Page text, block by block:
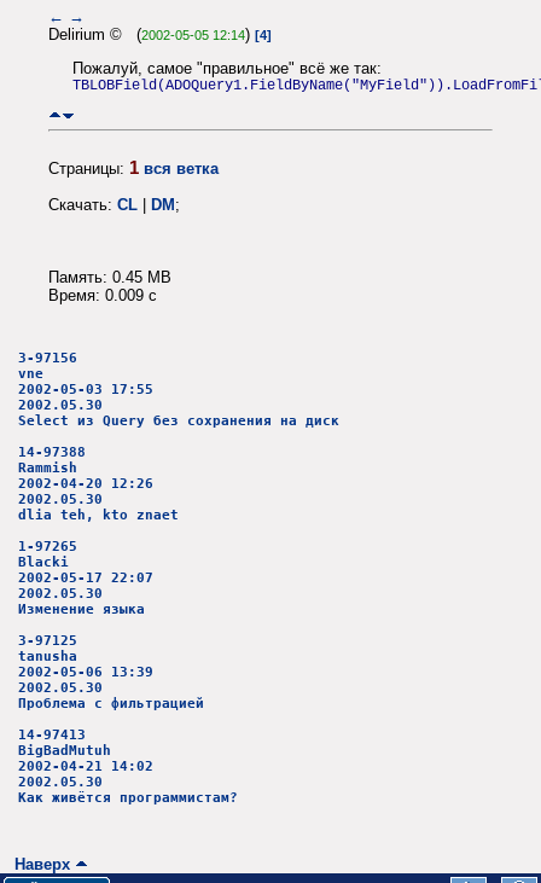
← →
Delirium © (2002-05-05 12:14) [4]
Пожалуй, самое "правильное" всё же так:
Страницы: 1 вся ветка
Скачать: CL | DM;
Память: 0.45 MB
Время: 0.009 c
3-97156
vne
2002-05-03 17:55
2002.05.30
Select из Query без сохранения на диск
14-97388
Rammish
2002-04-20 12:26
2002.05.30
dlia teh, kto znaet
1-97265
Blacki
2002-05-17 22:07
2002.05.30
Изменение языка
3-97125
tanusha
2002-05-06 13:39
2002.05.30
Проблема с фильтрацией
14-97413
BigBadMutuh
2002-04-21 14:02
2002.05.30
Как живётся программистам?
Наверх